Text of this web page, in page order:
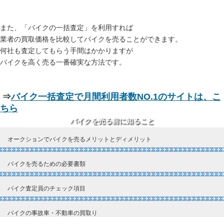
また、「バイクの一括査定」を利用すれば
業者の買取価格を比較してバイクを売ることができます。
何社も査定してもらう手間はかかりますが
バイクを高く売る一番確実な方法です。
⇒バイク一括査定で月間利用者数NO.1のサイトは、こ
ちら
バイクを売る前に知ること
オークションでバイクを売るメリットとディメリット
バイクを売るための必要書類
バイク査定員のチェック項目
バイクの事故車・不動車の買取り